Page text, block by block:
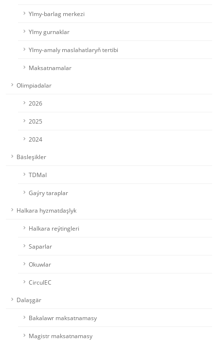
Ylmy-barlag merkezi
Ylmy gurnaklar
Ylmy-amaly maslahatlaryň tertibi
Maksatnamalar
Olimpiadalar
2026
2025
2024
Bäsleşikler
TDMaI
Gaýry taraplar
Halkara hyzmatdaşlyk
Halkara reýtingleri
Saparlar
Okuwlar
CirculEC
Dalaşgär
Bakalawr maksatnamasy
Magistr maksatnamasy